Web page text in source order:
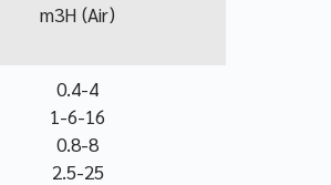
m3H (Air)
0.4-4
1-6-16
0.8-8
2.5-25